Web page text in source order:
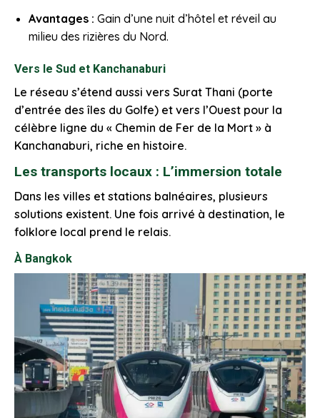
Avantages : Gain d’une nuit d’hôtel et réveil au
milieu des rizières du Nord.
Vers le Sud et Kanchanaburi
Le réseau s’étend aussi vers Surat Thani (porte
d’entrée des îles du Golfe) et vers l’Ouest pour la
célèbre ligne du « Chemin de Fer de la Mort » à
Kanchanaburi, riche en histoire.
Les transports locaux : L’immersion totale
Dans les villes et stations balnéaires, plusieurs
solutions existent. Une fois arrivé à destination, le
folklore local prend le relais.
À Bangkok